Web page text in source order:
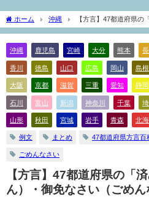
ホーム 沖縄
【方言】47都道府県の
い（ごめんなさい）」の方言一覧
沖縄 鹿児島 宮崎 大分 熊本
香川 徳島 山口 広島 岡山 島根
大阪 京都 滋賀 三重 愛知 静岡
石川 富山 新潟 神奈川 千葉
山形 秋田 宮城 岩手 青森 北
例文 まとめ 47都道府県方言百
ごめんなさい
【方言】47都道府県の「
ん）・御免なさい（ごめ